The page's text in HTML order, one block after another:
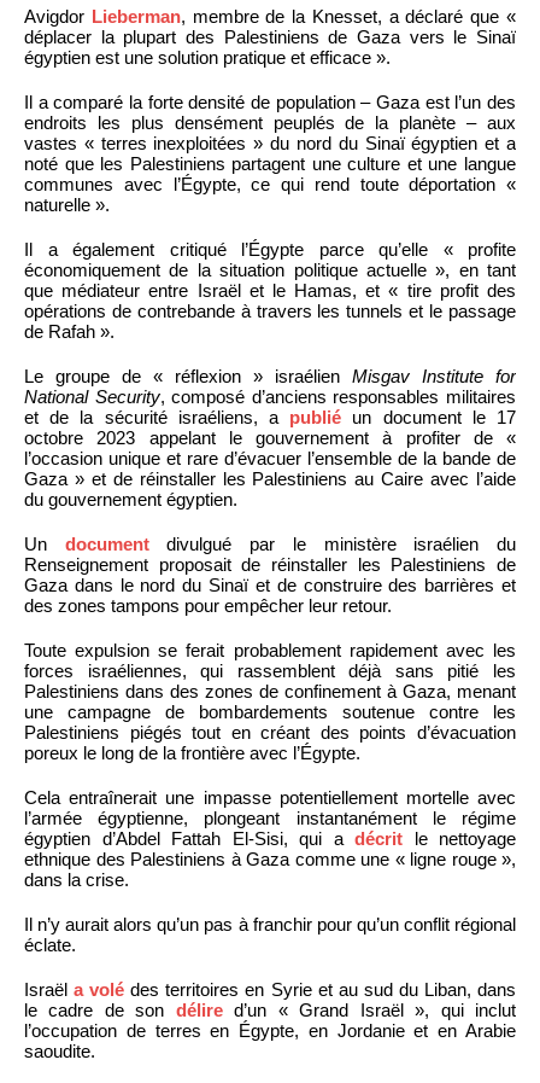
Avigdor Lieberman, membre de la Knesset, a déclaré que «
déplacer la plupart des Palestiniens de Gaza vers le Sinaï
égyptien est une solution pratique et efficace ».
Il a comparé la forte densité de population – Gaza est l’un des
endroits les plus densément peuplés de la planète – aux
vastes « terres inexploitées » du nord du Sinaï égyptien et a
noté que les Palestiniens partagent une culture et une langue
communes avec l’Égypte, ce qui rend toute déportation «
naturelle ».
Il a également critiqué l’Égypte parce qu’elle « profite
économiquement de la situation politique actuelle », en tant
que médiateur entre Israël et le Hamas, et « tire profit des
opérations de contrebande à travers les tunnels et le passage
de Rafah ».
Le groupe de « réflexion » israélien Misgav Institute for
National Security, composé d’anciens responsables militaires
et de la sécurité israéliens, a publié un document le 17
octobre 2023 appelant le gouvernement à profiter de «
l’occasion unique et rare d’évacuer l’ensemble de la bande de
Gaza » et de réinstaller les Palestiniens au Caire avec l’aide
du gouvernement égyptien.
Un documentdivulgué par le ministère israélien du
Renseignement proposait de réinstaller les Palestiniens de
Gaza dans le nord du Sinaï et de construire des barrières et
des zones tampons pour empêcher leur retour.
Toute expulsion se ferait probablement rapidement avec les
forces israéliennes, qui rassemblent déjà sans pitié les
Palestiniens dans des zones de confinement à Gaza, menant
une campagne de bombardements soutenue contre les
Palestiniens piégés tout en créant des points d’évacuation
poreux le long de la frontière avec l’Égypte.
Cela entraînerait une impasse potentiellement mortelle avec
l’armée égyptienne, plongeant instantanément le régime
égyptien d’Abdel Fattah El-Sisi, qui a décrit le nettoyage
ethnique des Palestiniens à Gaza comme une « ligne rouge »,
dans la crise.
Il n’y aurait alors qu’un pas à franchir pour qu’un conflit régional
éclate.
Israëla volé des territoires en Syrie et au sud du Liban, dans
le cadre de son délired’un « Grand Israël », qui inclut
l’occupation de terres en Égypte, en Jordanie et en Arabie
saoudite.